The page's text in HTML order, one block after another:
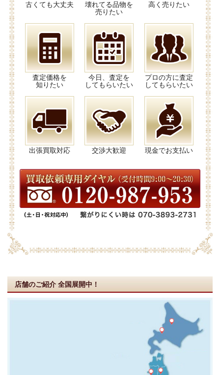
古くても大丈夫
壊れてる品物を
売りたい
高く売りたい
査定価格を
知りたい
今日、査定を
してもらいたい
プロの方に査定
してもらいたい
出張買取対応 交渉大歓迎 現金でお支払い
店舗のご紹介 全国展開中！